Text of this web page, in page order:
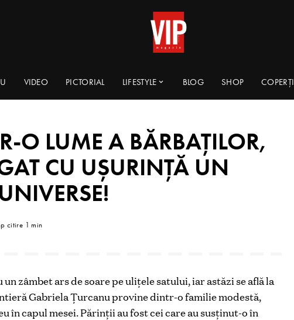
VIDEO PICTORIAL LIFESTYLE BLOG SHOP COPERȚI
O LUME A BĂRBAŢILOR,
CU UȘURINȚĂ UN
citire 1 min
zâmbet ars de soare pe uliţele satului, iar astăzi se află la
Gabriela Ţurcanu provine dintr-o familie modestă,
în capul mesei. Părinţii au fost cei care au susţinut-o în